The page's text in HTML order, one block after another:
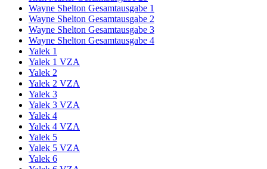
Wayne Shelton Gesamtausgabe 1
Wayne Shelton Gesamtausgabe 2
Wayne Shelton Gesamtausgabe 3
Wayne Shelton Gesamtausgabe 4
Yalek 1
Yalek 1 VZA
Yalek 2
Yalek 2 VZA
Yalek 3
Yalek 3 VZA
Yalek 4
Yalek 4 VZA
Yalek 5
Yalek 5 VZA
Yalek 6